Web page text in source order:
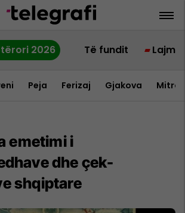
2026 Të fundit Lajme
Peja Ferizaj Gjakova
emetimi i
dhe çek-
shqiptare